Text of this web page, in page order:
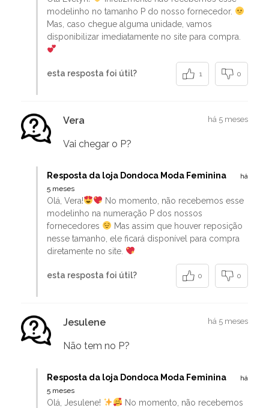
modelinho no tamanho P do nosso fornecedor.
Mas, caso chegue alguma unidade, vamos
disponibilizar imediatamente no site para compra.
esta resposta foi útil? 1 0
Vera há 5 meses
Vai chegar o P?
Resposta da loja Dondoca Moda Feminina
há
5 meses
Olá, Vera!
No momento, não recebemos esse
modelinho na numeração P dos nossos
fornecedores
Mas assim que houver reposição
nesse tamanho, ele ficará disponível para compra
diretamente no site.
esta resposta foi útil? 0 0
Jesulene há 5 meses
Não tem no P?
Resposta da loja Dondoca Moda Feminina
há
5 meses
Olá, Jesulene!
No momento, não recebemos